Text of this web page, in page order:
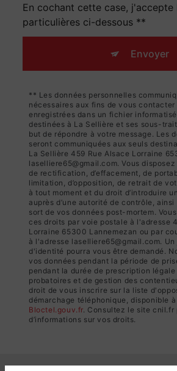
En cochant cette case,
particulières ci-dessous **
Envoyer
** Les données personnelles
nécessaires aux fins de vous contacter
enregistrées dans un fichier
destinées à La Sellière et ses sous-
but de répondre à votre message. Les
seront communiquées aux seuls
La Sellière 459 Rue Alsace Lorraine
laselliere65@gmail.com. Vous disposez
de rectification, d’effacement, de
limitation, d’opposition, de retrait de
à tout moment et du droit d’introduire
auprès d’une autorité de contrôle, ainsi
sort de vos données post-mortem.
ces droits par voie postale à l'adresse
Lorraine 65300 Lannemezan ou par
à l'adresse laselliere65@gmail.com.
d'identité pourra vous être demandé.
vos données pendant la période de
pendant la durée de prescription légale
probatoires et de gestion des
droit de vous inscrire sur la liste
démarchage téléphonique, disponible
Bloctel.gouv.fr . Consultez le site cnil.fr
d’informations sur vos droits.